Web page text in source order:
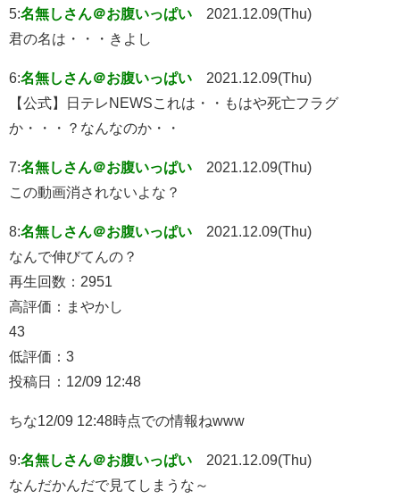
5:名無しさん＠お腹いっぱい
2021.12.09(Thu)
君の名は・・・きよし
6:名無しさん＠お腹いっぱい
2021.12.09(Thu)
【公式】日テレNEWSこれは・・もはや死亡フラグ
か・・・？なんなのか・・
7:名無しさん＠お腹いっぱい
2021.12.09(Thu)
この動画消されないよな？
8:名無しさん＠お腹いっぱい
2021.12.09(Thu)
なんで伸びてんの？
再生回数：2951
高評価：まやかし
43
低評価：3
投稿日：12/09 12:48
ちな12/09 12:48時点での情報ねwww
9:名無しさん＠お腹いっぱい
2021.12.09(Thu)
なんだかんだで見てしまうな～